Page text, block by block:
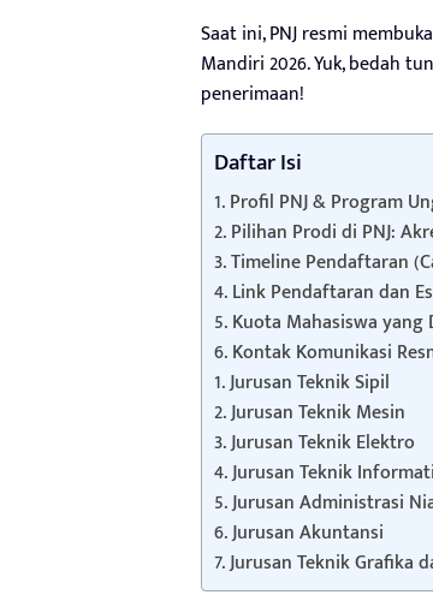
Saat ini, PNJ resmi
Mandiri 2026. Yuk, bedah
penerimaan!
Daftar Isi
1. Profil PNJ & Program
2. Pilihan Prodi di PNJ:
3. Timeline Pendaftaran
4. Link Pendaftaran dan
5. Kuota Mahasiswa yang
6. Kontak Komunikasi
1. Jurusan Teknik Sipil
2. Jurusan Teknik Mesin
3. Jurusan Teknik Elektro
4. Jurusan Teknik
5. Jurusan Administrasi
6. Jurusan Akuntansi
7. Jurusan Teknik Grafika